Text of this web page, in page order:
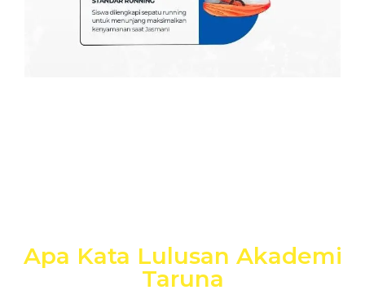
Apa Kata Lulusan Akademi
Taruna